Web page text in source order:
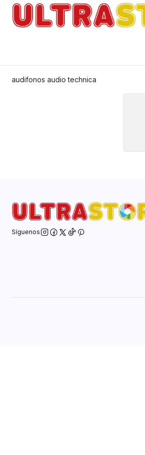
Inicio Audifonos Audio Technica
audifonos audio technica
Síguenos